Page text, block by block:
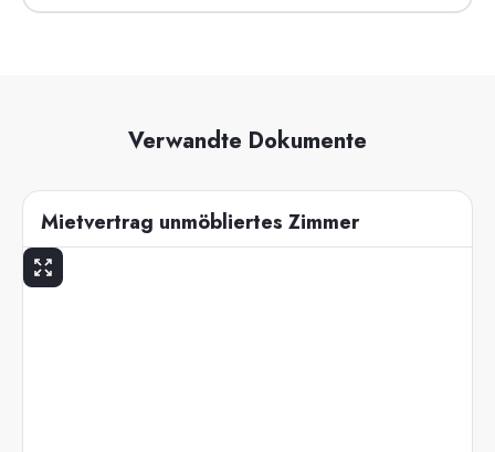
Verwandte Dokumente
Mietvertrag unmöbliertes Zimmer